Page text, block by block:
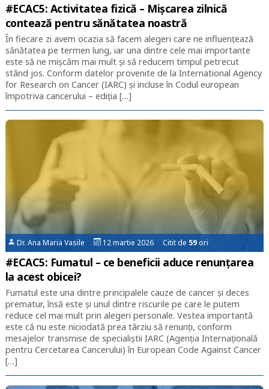
#ECAC5: Activitatea fizică – Mișcarea zilnică
contează pentru sănătatea noastră
În fiecare zi avem ocazia să facem alegeri care ne influențează
sănătatea pe termen lung, iar una dintre cele mai importante
este să ne mișcăm mai mult și să reducem timpul petrecut
stând jos. Conform datelor provenite de la International Agency
for Research on Cancer (IARC) și incluse în Codul european
împotriva cancerului – ediția […]
Dr. Ana Maria Vasile 12 martie 2026 Citit de 59ori
#ECAC5: Fumatul – ce beneficii aduce renunțarea
la acest obicei?
Fumatul este una dintre principalele cauze de cancer și deces
prematur, însă este și unul dintre riscurile pe care le putem
reduce cel mai mult prin alegeri personale. Vestea importantă
este că nu este niciodată prea târziu să renunți, conform
mesajelor transmise de specialiștii IARC (Agenția Internațională
pentru Cercetarea Cancerului) în European Code Against Cancer
[…]